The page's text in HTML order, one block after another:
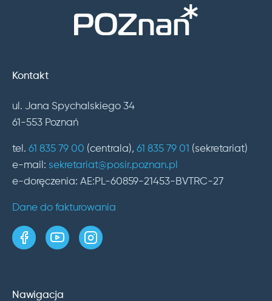
Kontakt
ul. Jana Spychalskiego 34
61-553 Poznań
tel. 61 835 79 00 (centrala), 61 835 79 01 (sekretariat)
e-mail: sekretariat@posir.poznan.pl
e-doręczenia: AE:PL-60859-21453-BVTRC-27
Dane do fakturowania
strona w serwisie Facebook
kanał w serwisie YouTube
profil w serwisie Instagram
Nawigacja